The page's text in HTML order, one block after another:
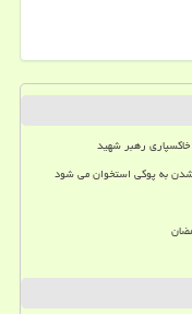
رهبر شهید
به پوکی استخوان می شود